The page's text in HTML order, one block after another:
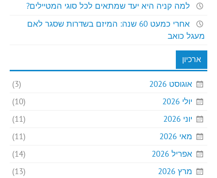
למה קניה היא יעד שמתאים לכל סוגי המטיילים?
אחרי כמעט 60 שנה: המיזם בשדרות שסגר לאם
מעגל כואב
ארכיון
אוגוסט 2026
יולי 2026
יוני 2026
מאי 2026
אפריל 2026
מרץ 2026